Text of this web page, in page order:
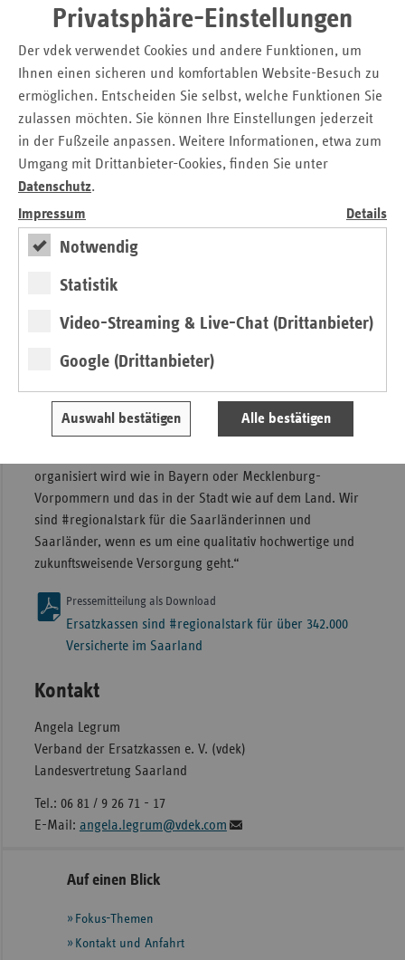
Privatsphäre-Einstellungen
Der vdek verwendet Cookies und andere Funktionen, um
Ihnen einen sicheren und komfortablen Website-Besuch zu
ermöglichen. Entscheiden Sie selbst, welche Funktionen Sie
zulassen möchten. Sie können Ihre Einstellungen jederzeit
in der Fußzeile anpassen. Weitere Informationen, etwa zum
Umgang mit Drittanbieter-Cookies, finden Sie unter
Datenschutz.
Impressum
Details
Notwendig
Statistik
Video-Streaming & Live-Chat (Drittanbieter)
Google (Drittanbieter)
Auswahl bestätigen Alle bestätigen
Kompetenz der Ersatzkassen
„Dass so viele Saarländerinnen und Saarländer der
Kompetenz ihrer Ersatzkasse vertrauen, beweist, dass die
Ersatzkassen maßgeschneiderte und innovative Angebote
in der Region für ihre Versicherten bereithalten“, sagt
Martin Schneider, Leiter der vdek-Landesvertretung
Saarland. „Serviceorientierung, Kundennähe und auf die
Versicherten vor Ort ausgerichtete Versorgungsangebote
werden von den Menschen im Land geschätzt.“
Ersatzkassen sind #regionalstark im
Saarland
Die Zugehörigkeit zu einer Ersatzkasse bringt für die
in der Region präsent und gestalten hier die Versorgung
aktiv mit. Andererseits profitieren die Versicherten der
Ersatzkassen auch von deren bundesweiter Ausrichtung.
Schneider: „Wir legen Wert darauf, dass die medizinische
organisiert wird wie in Bayern oder Mecklenburg-
Vorpommern und das in der Stadt wie auf dem Land. Wir
sind #regionalstark für die Saarländerinnen und
Saarländer, wenn es um eine qualitativ hochwertige und
zukunftsweisende Versorgung geht.“
Pressemitteilung als Download
Ersatzkassen sind #regionalstark für über 342.000
Versicherte im Saarland
Kontakt
Angela Legrum
Verband der Ersatzkassen e. V. (vdek)
Landesvertretung Saarland
Tel.: 06 81 / 9 26 71 - 17
E-Mail: angela.legrum@vdek.com
Seitennavigation
Seitenleiste
weiteren
Informationen
Auf einen Blick
Fokus-Themen
Kontakt und Anfahrt